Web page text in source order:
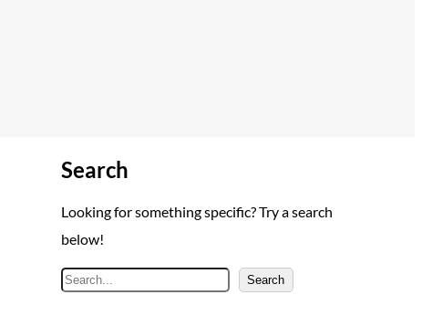
Search
Looking for something specific? Try a search
below!
A
Search